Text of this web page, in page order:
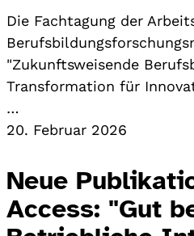
Die Fachtagung der
"Zukunftsweisende
Transformation für
…
20. Februar 2026
Neue
Access: "Gut